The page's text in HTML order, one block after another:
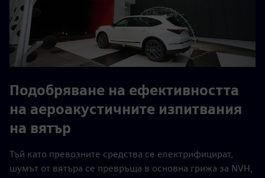
Подобряване на ефективността
на аероакустичните изпитвания
на вятър
Тъй като превозните средства се електрифицират,
шумът от вятъра се превръща в основна грижа за NVH,